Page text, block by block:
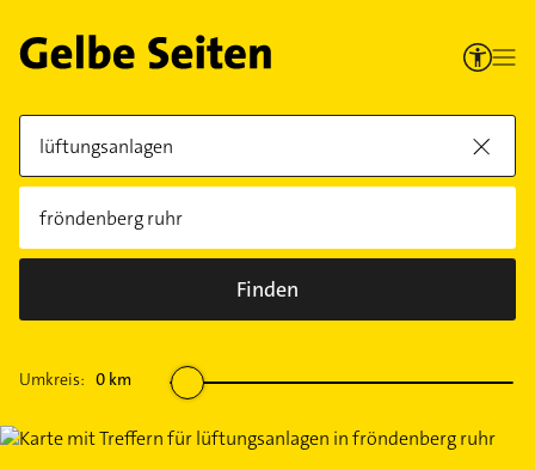
Finden
Umkreis: 0 km